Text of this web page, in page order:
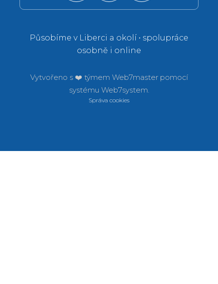
Působíme v Liberci a okolí • spolupráce
osobně i online
Vytvořeno s ❤️ týmem Web7master pomocí
systému Web7system.
Správa cookies